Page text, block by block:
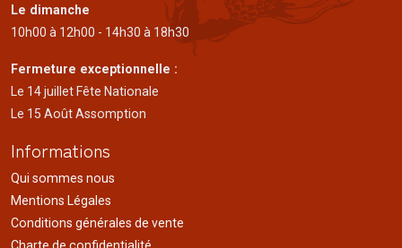
Le dimanche
10h00 à 12h00 - 14h30 à 18h30
Fermeture exceptionnelle :
Le 14 juillet Fête Nationale
Le 15 Août Assomption
Informations
Qui sommes nous
Mentions Légales
Conditions générales de vente